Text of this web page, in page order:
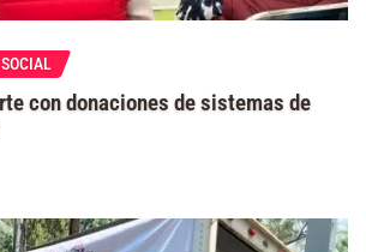
con donaciones de sistemas de